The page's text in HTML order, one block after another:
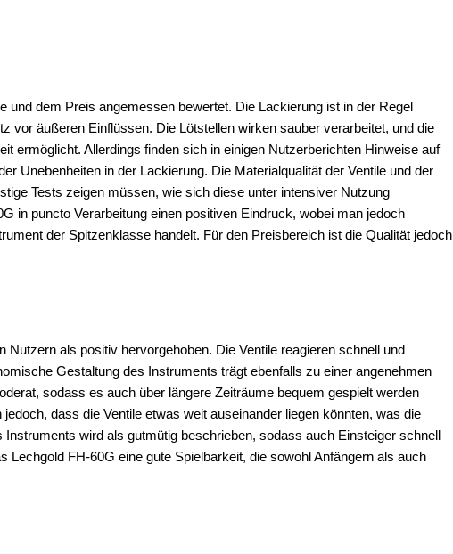
und dem Preis angemessen bewertet. Die Lackierung ist in der Regel
vor äußeren Einflüssen. Die Lötstellen wirken sauber verarbeitet, und die
ermöglicht. Allerdings finden sich in einigen Nutzerberichten Hinweise auf
Unebenheiten in der Lackierung. Die Materialqualität der Ventile und der
Tests zeigen müssen, wie sich diese unter intensiver Nutzung
in puncto Verarbeitung einen positiven Eindruck, wobei man jedoch
der Spitzenklasse handelt. Für den Preisbereich ist die Qualität jedoch
als positiv hervorgehoben. Die Ventile reagieren schnell und
Gestaltung des Instruments trägt ebenfalls zu einer angenehmen
sodass es auch über längere Zeiträume bequem gespielt werden
dass die Ventile etwas weit auseinander liegen könnten, was die
wird als gutmütig beschrieben, sodass auch Einsteiger schnell
Lechgold FH-60G eine gute Spielbarkeit, die sowohl Anfängern als auch